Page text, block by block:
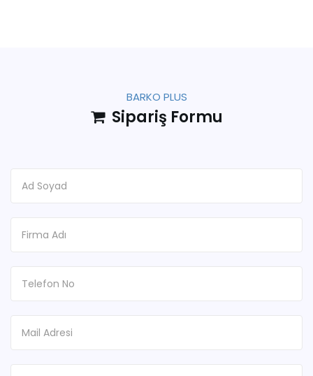
BARKO PLUS
Sipariş Formu